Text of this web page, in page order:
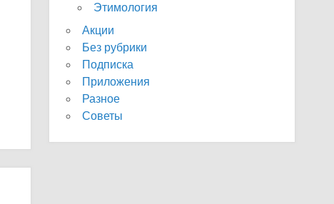
Этимология
Акции
Без рубрики
Подписка
Приложения
Разное
Советы